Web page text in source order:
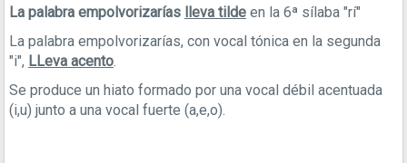
La palabra empolvorizarías lleva tilde en la 6ª sílaba "rí"
La palabra empolvorizarías, con vocal tónica en la segunda
"i", LLeva acento.
Se produce un hiato formado por una vocal débil acentuada
(i,u) junto a una vocal fuerte (a,e,o).